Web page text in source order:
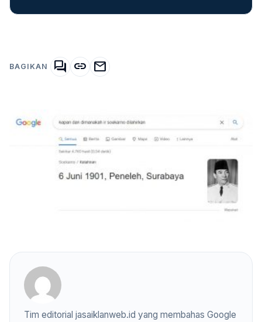
BAGIKAN forum link mail
Tim editorial jasaiklanweb.id yang membahas Google